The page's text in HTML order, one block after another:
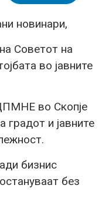
новинари,
Советот на
во јавните
во Скопје
градот и јавните
бизнис
без